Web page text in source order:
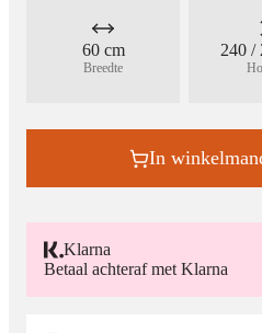
60 cm
Breedte
240 /
In
Klarna
Betaal achteraf met Klarna